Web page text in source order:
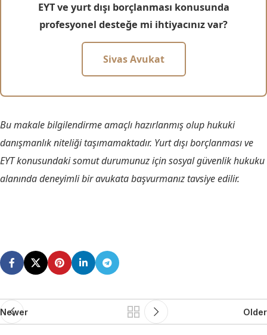
EYT ve yurt dışı borçlanması konusunda
profesyonel desteğe mi ihtiyacınız var?
Sivas Avukat
Bu makale bilgilendirme amaçlı hazırlanmış olup hukuki
danışmanlık niteliği taşımamaktadır. Yurt dışı borçlanması ve
EYT konusundaki somut durumunuz için sosyal güvenlik hukuku
alanında deneyimli bir avukata başvurmanız tavsiye edilir.
Newer Older